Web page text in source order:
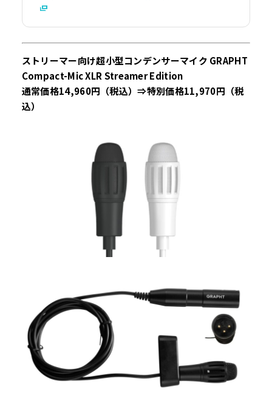
ストリーマー向け超小型コンデンサーマイク GRAPHT
Compact-Mic XLR Streamer Edition
通常価格14,960円（税込）⇒特別価格11,970円（税
込）